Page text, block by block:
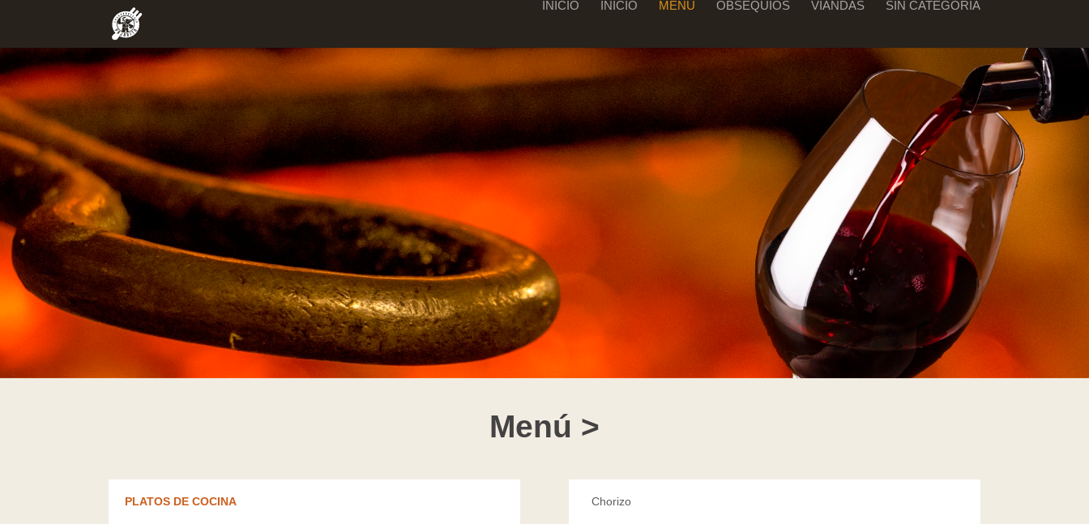
INICIO INICIO MENÚ OBSEQUIOS VIANDAS SIN CATEGORÍA
Menú >
PLATOS DE COCINA Chorizo